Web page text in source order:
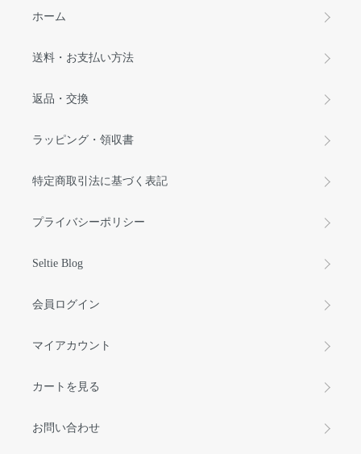
ホーム
送料・お支払い方法
返品・交換
ラッピング・領収書
特定商取引法に基づく表記
プライバシーポリシー
Seltie Blog
会員ログイン
マイアカウント
カートを見る
お問い合わせ